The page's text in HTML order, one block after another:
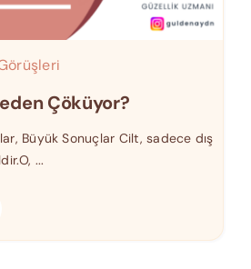
Çöküyor?
Büyük Sonuçlar Cilt, sadece dış
...